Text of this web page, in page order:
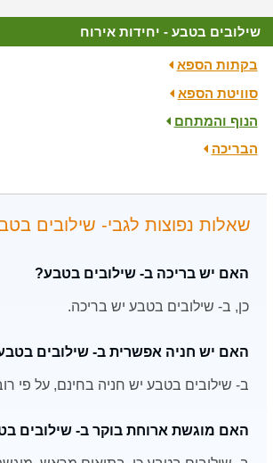
שילובים בטבע - יחידות אירוח
בקתות הספא
סוויטת הספא
הנוף והמתחם
הבריכה
שאלות נפוצות לגבי- שילובים
האם יש בריכה ב- שילובים בטבע?
כן, ב- שילובים בטבע יש בריכה.
האם יש חניה אפשרית ב- שילובים
ב- שילובים בטבע יש חניה בחינם, על פי
האם מוגשת ארוחת בוקר ב- שילובים